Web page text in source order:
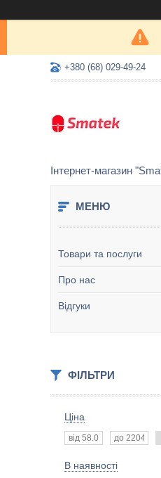
+380 (68) 029-49-24
Інтернет-магазин
Товари та послуги
Про нас
Відгуки
ФІЛЬТРИ
Ціна
В наявності